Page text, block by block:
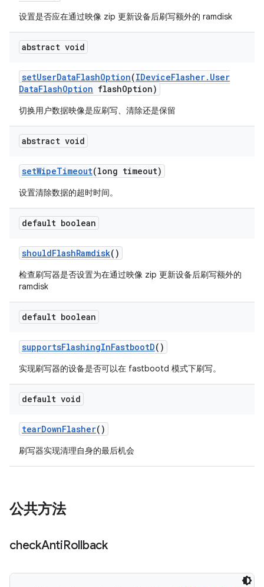
设置是否应在通过映像 zip 更新设备后刷写额外的 ramdisk
abstract void
setUserDataFlashOption(IDeviceFlasher. User
DataFlashOption flashOption)
切换用户数据映像是应刷写、清除还是保留
abstract void
setWipeTimeout(long timeout)
设置清除数据的超时时间。
default boolean
shouldFlashRamdisk()
检查刷写器是否设置为在通过映像 zip 更新设备后刷写额外的
ramdisk
default boolean
supportsFlashingInFastbootD()
实现刷写器的设备是否可以在 fastbootd 模式下刷写。
default void
tearDownFlasher()
刷写器实现清理自身的最后机会
公共方法
checkAntiRollback